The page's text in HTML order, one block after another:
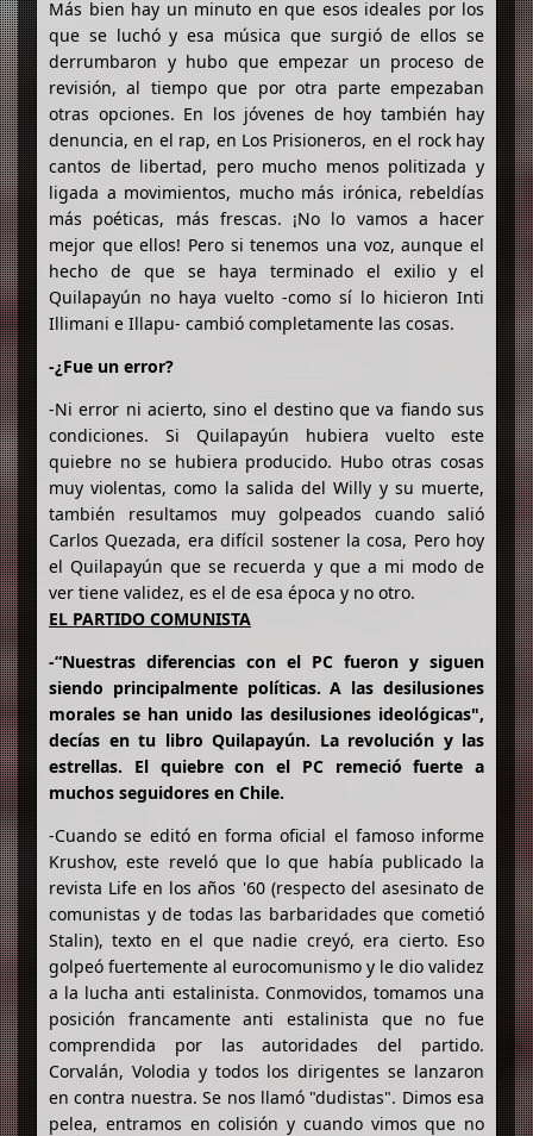
Más bien hay un minuto en que esos ideales por los
que se luchó y esa música que surgió de ellos se
derrumbaron y hubo que empezar un proceso de
revisión, al tiempo que por otra parte empezaban
otras opciones. En los jóvenes de hoy también hay
denuncia, en el rap, en Los Prisioneros, en el rock hay
cantos de libertad, pero mucho menos politizada y
ligada a movimientos, mucho más irónica, rebeldías
más poéticas, más frescas. ¡No lo vamos a hacer
mejor que ellos! Pero si tenemos una voz, aunque el
hecho de que se haya terminado el exilio y el
Quilapayún no haya vuelto -como sí lo hicieron Inti
Illimani e Illapu- cambió completamente las cosas.
-¿Fue un error?
-Ni error ni acierto, sino el destino que va fiando sus
condiciones. Si Quilapayún hubiera vuelto este
quiebre no se hubiera producido. Hubo otras cosas
muy violentas, como la salida del Willy y su muerte,
también resultamos muy golpeados cuando salió
Carlos Quezada, era difícil sostener la cosa, Pero hoy
el Quilapayún que se recuerda y que a mi modo de
ver tiene validez, es el de esa época y no otro.
EL PARTIDO COMUNISTA
-“Nuestras diferencias con el PC fueron y siguen
siendo principalmente políticas. A las desilusiones
morales se han unido las desilusiones ideológicas",
decías en tu libro Quilapayún. La revolución y las
estrellas. El quiebre con el PC remeció fuerte a
muchos seguidores en Chile.
-Cuando se editó en forma oficial el famoso informe
Krushov, este reveló que lo que había publicado la
revista Life en los años '60 (respecto del asesinato de
comunistas y de todas las barbaridades que cometió
Stalin), texto en el que nadie creyó, era cierto. Eso
golpeó fuertemente al eurocomunismo y le dio validez
a la lucha anti estalinista. Conmovidos, tomamos una
posición francamente anti estalinista que no fue
comprendida por las autoridades del partido.
Corvalán, Volodia y todos los dirigentes se lanzaron
en contra nuestra. Se nos llamó "dudistas". Dimos esa
pelea, entramos en colisión y cuando vimos que no